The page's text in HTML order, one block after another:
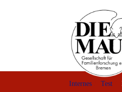
Internes Test